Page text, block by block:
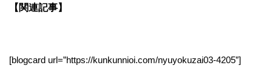
【関連記事】
[blogcard url=”https://kunkunnioi.com/nyuyokuzai03-4205”]